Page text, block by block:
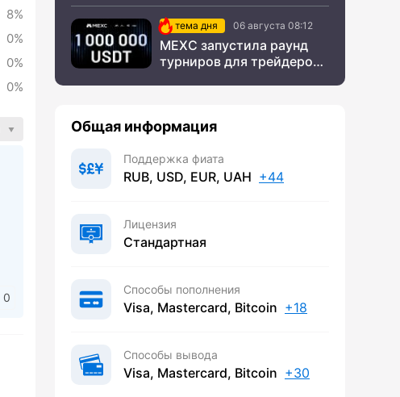
8%
0%
0%
0%
0
СНГтема дня 06 августа 08:12
MEXC запустила раунд
турниров для трейдеров
Общая информация
Поддержка фиата
RUB, USD, EUR, UAH +44
Лицензия
Стандартная
Способы пополнения
Visa, Mastercard, Bitcoin +18
Способы вывода
Visa, Mastercard, Bitcoin +30